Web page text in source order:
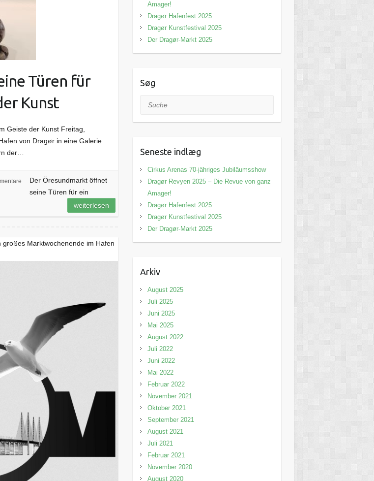
Türen für
Kunst
Geiste der Kunst Freitag,
von Dragør in eine Galerie
der…
Der Öresundmarkt öffnet
seine Türen für ein
weiterlesen
Marktwochenende im Hafen
Amager!
Dragør Hafenfest 2025
Dragør Kunstfestival 2025
Der Dragør-Markt 2025
Søg
Suche
Seneste indlæg
Cirkus Arenas 70-jähriges Jubiläumsshow
Dragør Revyen 2025 – Die Revue von ganz
Amager!
Dragør Hafenfest 2025
Dragør Kunstfestival 2025
Der Dragør-Markt 2025
Arkiv
August 2025
Juli 2025
Juni 2025
Mai 2025
August 2022
Juli 2022
Juni 2022
Mai 2022
Februar 2022
November 2021
Oktober 2021
September 2021
August 2021
Juli 2021
Februar 2021
November 2020
August 2020